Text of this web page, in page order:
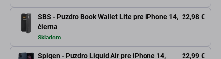
SBS - Puzdro Book Wallet Lite pre iPhone 14,
čierna
22,98 €
Skladom
Spigen - Puzdro Liquid Air pre iPhone 14,
22,99 €